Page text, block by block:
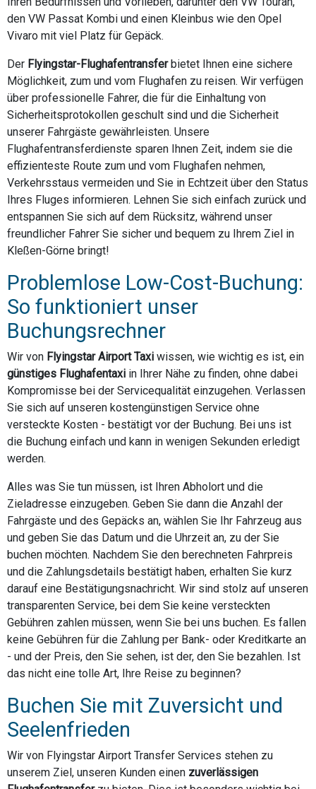
den VW Passat Kombi und einen Kleinbus wie den Opel
Vivaro mit viel Platz für Gepäck.
Der Flyingstar-Flughafentransferbietet Ihnen eine sichere
Möglichkeit, zum und vom Flughafen zu reisen. Wir verfügen
über professionelle Fahrer, die für die Einhaltung von
Sicherheitsprotokollen geschult sind und die Sicherheit
unserer Fahrgäste gewährleisten. Unsere
Flughafentransferdienste sparen Ihnen Zeit, indem sie die
effizienteste Route zum und vom Flughafen nehmen,
Verkehrsstaus vermeiden und Sie in Echtzeit über den Status
Ihres Fluges informieren. Lehnen Sie sich einfach zurück und
entspannen Sie sich auf dem Rücksitz, während unser
freundlicher Fahrer Sie sicher und bequem zu Ihrem Ziel in
Kleßen-Görne bringt!
Problemlose Low-Cost-Buchung:
So funktioniert unser
Buchungsrechner
Wir von Flyingstar Airport Taxi wissen, wie wichtig es ist, ein
günstiges Flughafentaxi in Ihrer Nähe zu finden, ohne dabei
Kompromisse bei der Servicequalität einzugehen. Verlassen
Sie sich auf unseren kostengünstigen Service ohne
versteckte Kosten - bestätigt vor der Buchung. Bei uns ist
die Buchung einfach und kann in wenigen Sekunden erledigt
werden.
Alles was Sie tun müssen, ist Ihren Abholort und die
Zieladresse einzugeben. Geben Sie dann die Anzahl der
Fahrgäste und des Gepäcks an, wählen Sie Ihr Fahrzeug aus
und geben Sie das Datum und die Uhrzeit an, zu der Sie
buchen möchten. Nachdem Sie den berechneten Fahrpreis
und die Zahlungsdetails bestätigt haben, erhalten Sie kurz
darauf eine Bestätigungsnachricht. Wir sind stolz auf unseren
transparenten Service, bei dem Sie keine versteckten
Gebühren zahlen müssen, wenn Sie bei uns buchen. Es fallen
keine Gebühren für die Zahlung per Bank- oder Kreditkarte an
- und der Preis, den Sie sehen, ist der, den Sie bezahlen. Ist
das nicht eine tolle Art, Ihre Reise zu beginnen?
Buchen Sie mit Zuversicht und
Seelenfrieden
Wir von Flyingstar Airport Transfer Services stehen zu
unserem Ziel, unseren Kunden einen zuverlässigen